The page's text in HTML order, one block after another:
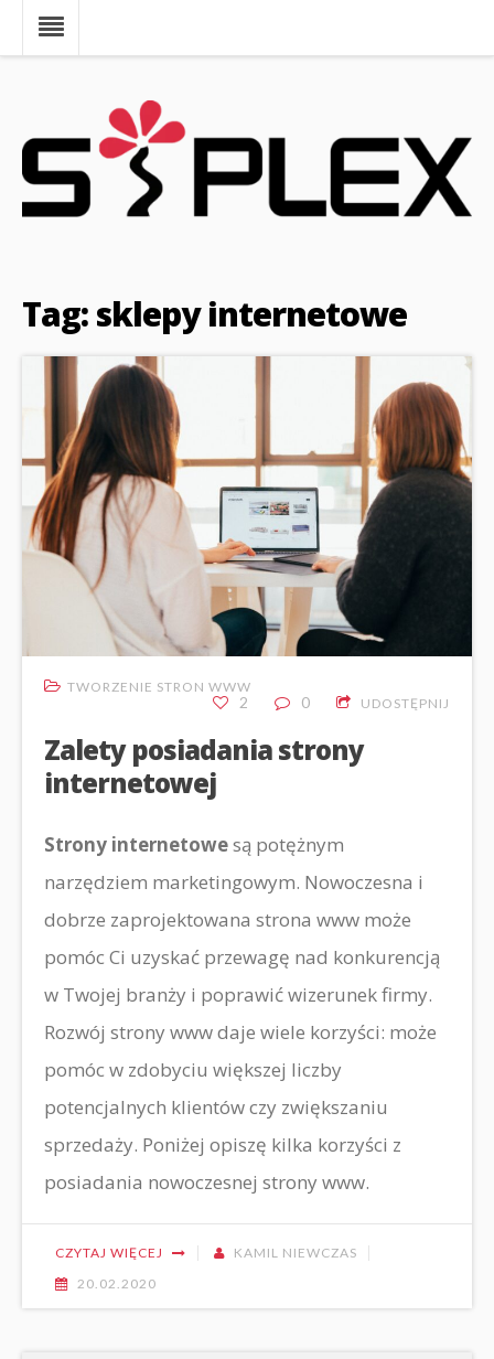
Tag: sklepy internetowe
TWORZENIE STRON WWW
2 0 UDOSTĘPNIJ
Zalety posiadania strony
internetowej
Strony internetowesą potężnym
narzędziem marketingowym. Nowoczesna i
dobrze zaprojektowana strona www może
pomóc Ci uzyskać przewagę nad konkurencją
w Twojej branży i poprawić wizerunek firmy.
Rozwój strony www daje wiele korzyści: może
pomóc w zdobyciu większej liczby
potencjalnych klientów czy zwiększaniu
sprzedaży. Poniżej opiszę kilka korzyści z
posiadania nowoczesnej strony www.
CZYTAJ WIĘCEJ
KAMIL NIEWCZAS
20.02.2020